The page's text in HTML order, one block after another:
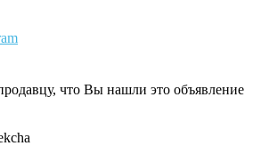
что Вы нашли это объявление